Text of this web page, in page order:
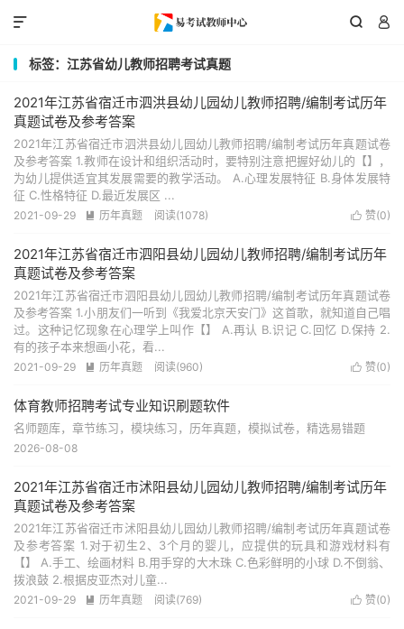
 

标签：江苏省幼儿教师招聘考试真题
2021年江苏省宿迁市泗洪县幼儿园幼儿教师招聘/编制考试历年
真题试卷及参考答案
2021年江苏省宿迁市泗洪县幼儿园幼儿教师招聘/编制考试历年真题试卷
及参考答案 1.教师在设计和组织活动时，要特别注意把握好幼儿的【】，
为幼儿提供适宜其发展需要的教学活动。 A.心理发展特征 B.身体发展特
征 C.性格特征 D.最近发展区 ...
2021-09-29  历年真题 阅读(1078)  赞(0)
2021年江苏省宿迁市泗阳县幼儿园幼儿教师招聘/编制考试历年
真题试卷及参考答案
2021年江苏省宿迁市泗阳县幼儿园幼儿教师招聘/编制考试历年真题试卷
及参考答案 1.小朋友们一听到《我爱北京天安门》这首歌，就知道自己唱
过。这种记忆现象在心理学上叫作【】 A.再认 B.识记 C.回忆 D.保持 2.
有的孩子本来想画小花，看...
2021-09-29  历年真题 阅读(960)  赞(0)
体育教师招聘考试专业知识刷题软件
名师题库，章节练习，模块练习，历年真题，模拟试卷，精选易错题
2026-08-08
2021年江苏省宿迁市沭阳县幼儿园幼儿教师招聘/编制考试历年
真题试卷及参考答案
2021年江苏省宿迁市沭阳县幼儿园幼儿教师招聘/编制考试历年真题试卷
及参考答案 1.对于初生2、3个月的婴儿，应提供的玩具和游戏材料有
【】 A.手工、绘画材料 B.用手穿的大木珠 C.色彩鲜明的小球 D.不倒翁、
拨浪鼓 2.根据皮亚杰对儿童...
2021-09-29  历年真题 阅读(769)  赞(0)